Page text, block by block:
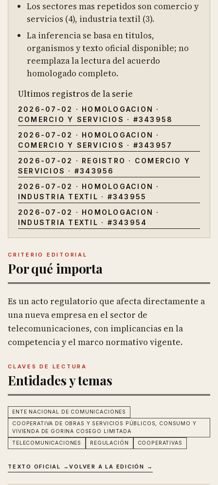
Los sectores mas repetidos son comercio y
servicios (4), industria textil (3).
La inferencia se basa en titulos,
organismos y texto oficial disponible; no
reemplaza la lectura del acuerdo
homologado completo.
Ultimos registros de la serie
2026-07-02 · HOMOLOGACION ·
COMERCIO Y SERVICIOS · #343958
2026-07-02
· HOMOLOGACION ·
COMERCIO Y SERVICIOS · #343957
2026-07-02
· REGISTRO · COMERCIO Y
SERVICIOS · #343956
2026-07-02
· HOMOLOGACION ·
INDUSTRIA TEXTIL · #343955
2026-07-02
· HOMOLOGACION ·
INDUSTRIA TEXTIL · #343954
CRITERIO EDITORIAL
Por qué importa
Es un acto regulatorio que afecta directamente a
una nueva empresa en el sector de
telecomunicaciones, con implicancias en la
competencia y el marco normativo vigente.
CLAVES DE LECTURA
Entidades y temas
ENTE NACIONAL DE COMUNICACIONES
COOPERATIVA DE OBRAS Y SERVICIOS PÚBLICOS, CONSUMO Y
VIVIENDA DE GORINA COSEGO LIMITADA
TELECOMUNICACIONES
REGULACIÓN COOPERATIVAS
TEXTO OFICIAL →VOLVER A LA EDICIÓN →